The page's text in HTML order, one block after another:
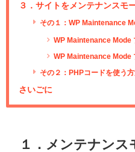
３．サイトをメンテナンスモ
その１：WP Maintenance
WP Maintenance Mode
WP Maintenance Mode
その２：PHPコードを使う
さいごに
１．メンテナンス